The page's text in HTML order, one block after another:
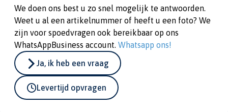
We doen ons best u zo snel mogelijk te antwoorden.
Weet u al een artikelnummer of heeft u een foto? We
zijn voor spoedvragen ook bereikbaar op ons
WhatsAppBusiness account. Whatsapp ons!
Ja, ik heb een vraag
Levertijd opvragen